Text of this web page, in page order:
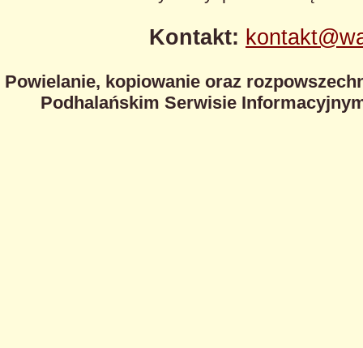
Kontakt:
Powielanie, kopiowanie oraz
Podhalańskim Serwisie